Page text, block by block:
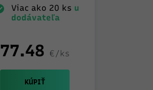
Viac ako 20 ks u
dodávateľa
77.48 €/ks
KÚPIŤ